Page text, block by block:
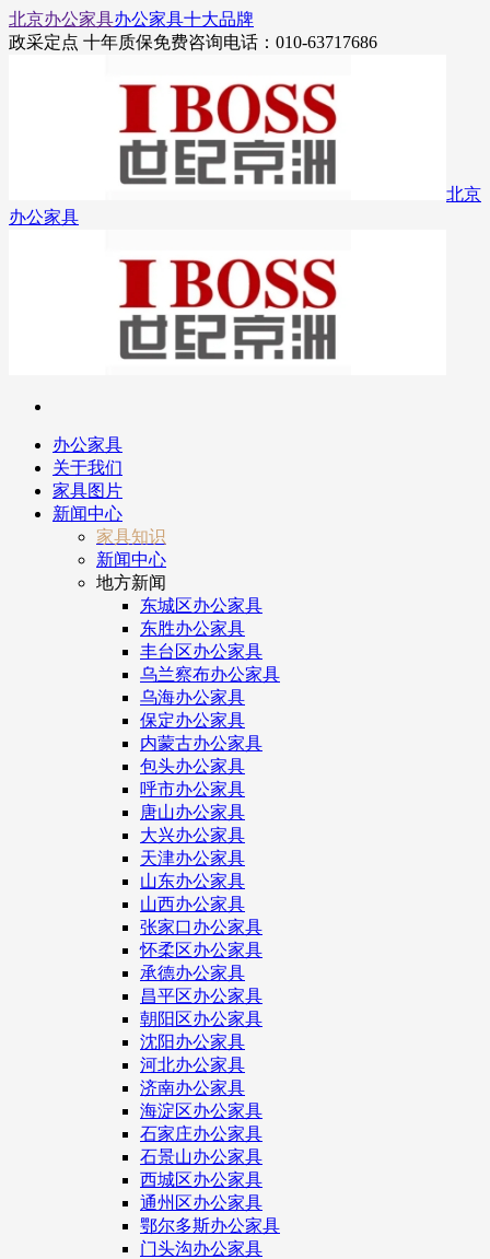
北京办公家具办公家具十大品牌
政采定点 十年质保免费咨询电话：010-63717686
北京
办公家具
办公家具
关于我们
家具图片
新闻中心
家具知识
新闻中心
地方新闻
东城区办公家具
东胜办公家具
丰台区办公家具
乌兰察布办公家具
乌海办公家具
保定办公家具
内蒙古办公家具
包头办公家具
呼市办公家具
唐山办公家具
大兴办公家具
天津办公家具
山东办公家具
山西办公家具
张家口办公家具
怀柔区办公家具
承德办公家具
昌平区办公家具
朝阳区办公家具
沈阳办公家具
河北办公家具
济南办公家具
海淀区办公家具
石家庄办公家具
石景山办公家具
西城区办公家具
通州区办公家具
鄂尔多斯办公家具
门头沟办公家具